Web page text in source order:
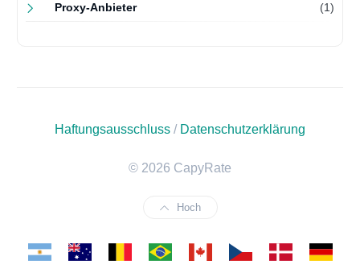
Proxy-Anbieter (1)
Haftungsausschluss / Datenschutzerklärung
© 2026 CapyRate
Hoch